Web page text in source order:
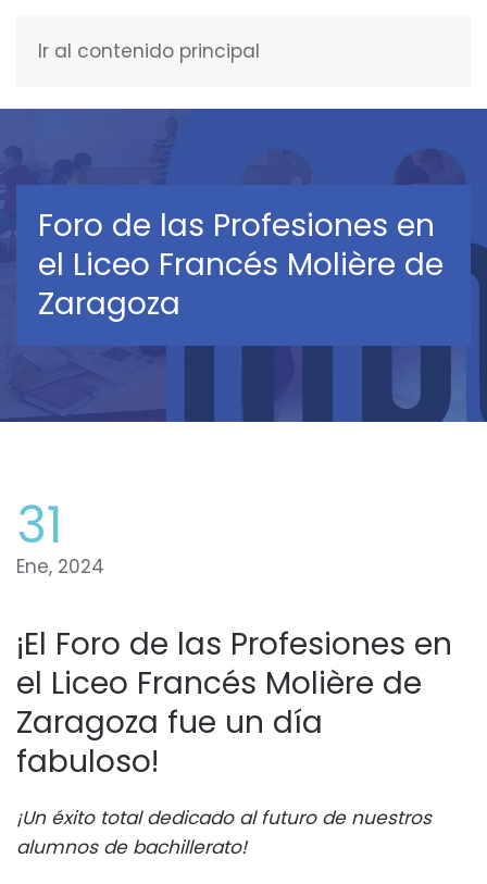
Ir al contenido principal
Foro de las Profesiones en
el Liceo Francés Molière de
Zaragoza
31
Ene, 2024
¡El Foro de las Profesiones en
el Liceo Francés Molière de
Zaragoza fue un día
fabuloso!
¡Un éxito total dedicado al futuro de nuestros
alumnos de bachillerato!